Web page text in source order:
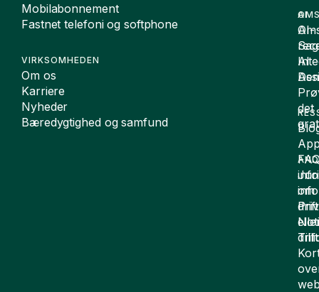
Mobilabonnement
Fastnet telefoni og softphone
VIRKSOMHEDEN
Om os
Karriere
Nyheder
Bæredygtighed og samfund
om
drift
AI
AI-
AI
det